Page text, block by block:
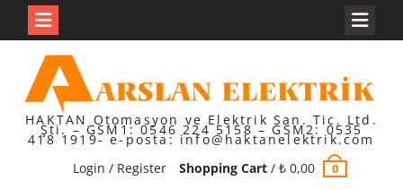
content
HAKTAN Otomasyon ve Elektrik San. Tic. Ltd.
Şti. – GSM1: 0546 224 5158 – GSM2: 0535
418 1919- e-posta: info@haktanelektrik.com
Login / Register
Shopping Cart/ ₺0,00 0